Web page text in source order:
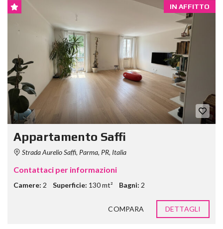
IN AFFITTO
Appartamento Saffi
Strada Aurelio Saffi, Parma, PR, Italia
Contattaci per informazioni
Camere: 2 Superficie: 130 mt² Bagni: 2
COMPARA DETTAGLI